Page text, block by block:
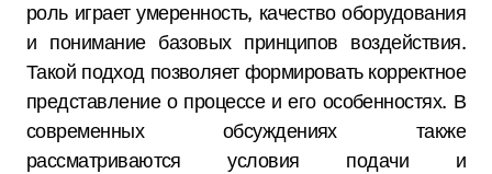
роль играет умеренность, качество оборудования
и понимание базовых принципов воздействия.
Такой подход позволяет формировать корректное
представление о процессе и его особенностях. В
современных обсуждениях также
рассматриваются условия подачи и